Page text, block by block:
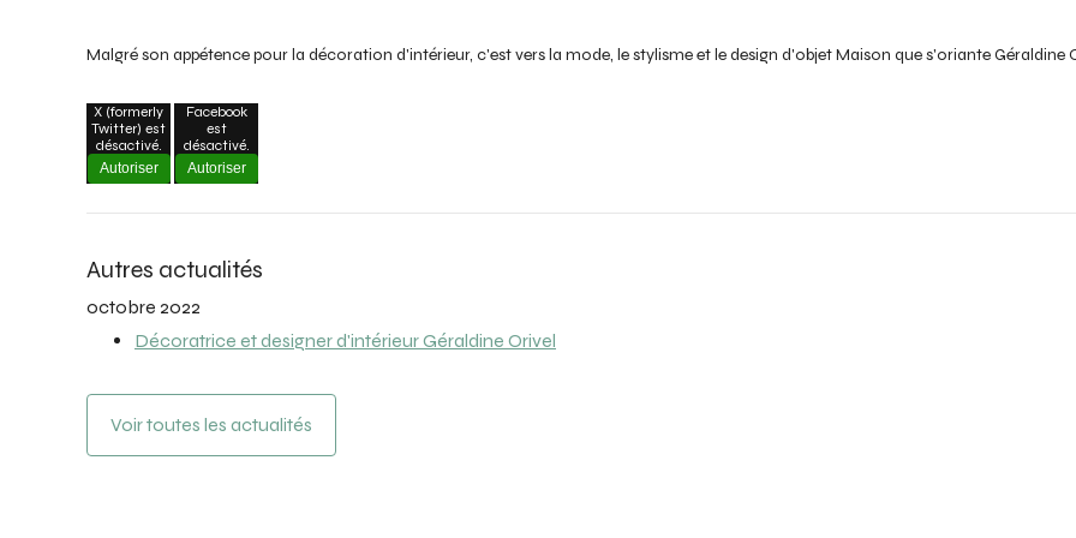
Malgré son appétence pour la décoration d'intérieur, c'est vers la mode, le stylisme et le design d'objet Maison que s'oriante Géraldine
X (formerly
Twitter) est
désactivé.
Autoriser
Facebook
est
désactivé.
Autoriser
Autres actualités
octobre 2022
Décoratrice et designer d'intérieur Géraldine Orivel
Voir toutes les actualités